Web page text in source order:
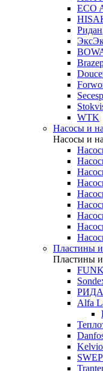
ECO
Ридан
WTK
Насосы и
Насосы и
Пластины и
Пластины и
Alfa